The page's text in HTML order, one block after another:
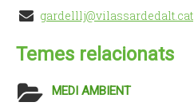
gardelllj@vilassardedalt.cat
Temes relacionats
MEDI AMBIENT